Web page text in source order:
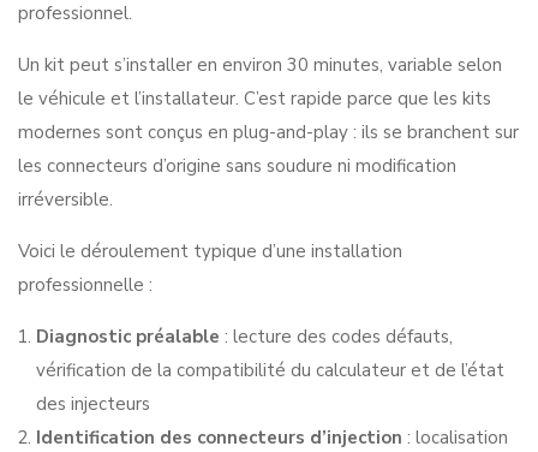
professionnel.
Un kit peut s’installer en environ 30 minutes, variable selon
le véhicule et l’installateur. C’est rapide parce que les kits
modernes sont conçus en plug-and-play : ils se branchent sur
les connecteurs d’origine sans soudure ni modification
irréversible.
Voici le déroulement typique d’une installation
professionnelle :
Diagnostic préalable : lecture des codes défauts,
vérification de la compatibilité du calculateur et de l’état
des injecteurs
Identification des connecteurs d’injection : localisation